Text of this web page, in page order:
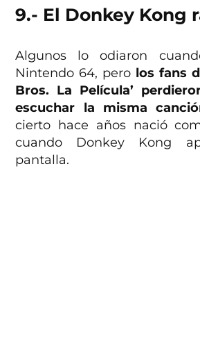
9.- El Donkey Kong
Algunos lo odiaron
Nintendo 64, pero los fans
Bros. La Película’
escuchar la misma
cierto hace años nació
cuando Donkey Kong
pantalla.